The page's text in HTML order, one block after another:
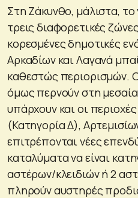
Στη Ζάκυνθο, μάλιστα, το
τρεις διαφορετικές
κορεσμένες δημοτικές
Αρκαδίων και Λαγανά
καθεστώς περιορισμών.
όμως περνούν στη
υπάρχουν και οι
(Κατηγορία Δ),
επιτρέπονται νέες
καταλύματα να είναι
αστέρων/κλειδιών ή 2
πληρούν αυστηρές